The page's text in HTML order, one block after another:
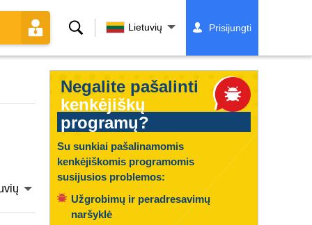
Paieška Lietuvių Prisijungti
Negalite pašalinti
kenkėjiškų
programų?
Su sunkiai pašalinamomis
kenkėjiškomis programomis
susijusios problemos:
Užgrobimų ir peradresavimų
naršyklė